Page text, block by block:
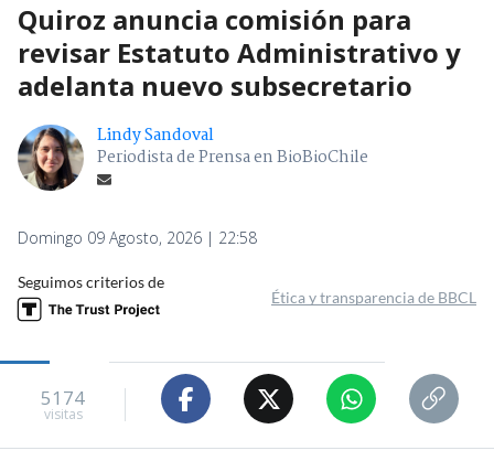
Quiroz anuncia comisión para
revisar Estatuto Administrativo y
adelanta nuevo subsecretario
Lindy Sandoval
Periodista de Prensa en BioBioChile
Domingo 09 Agosto, 2026 | 22:58
Seguimos criterios de
Ética y transparencia de BBCL
5174
visitas